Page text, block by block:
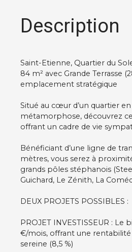
Description
Saint-Etienne, Quartier du
84 m² avec Grande Terrasse
emplacement stratégique
Situé au cœur d’un quartier
métamorphose, découvrez
offrant un cadre de vie
Bénéficiant d’une ligne de
mètres, vous serez à
grands pôles stéphanois
Guichard, Le Zénith, La
DEUX PROJETS POSSIBLES :
PROJET INVESTISSEUR :
€/mois, offrant une
sereine (8,5 %)